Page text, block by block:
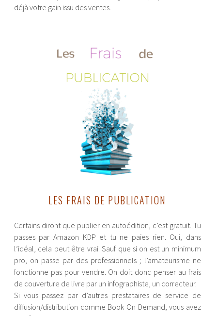
déjà votre gain issu des ventes.
LES FRAIS DE PUBLICATION
Certains diront que publier en autoédition, c’est gratuit. Tu
passes par Amazon KDP et tu ne paies rien. Oui, dans
l’idéal, cela peut être vrai. Sauf que si on est un minimum
pro, on passe par des professionnels ; l’amateurisme ne
fonctionne pas pour vendre. On doit donc penser au frais
de couverture de livre par un infographiste, un correcteur.
Si vous passez par d’autres prestataires de service de
diffusion/distribution comme Book On Demand, vous avez